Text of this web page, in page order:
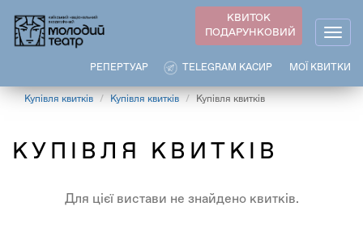
основного
КВИТОК
ПОДАРУНКОВИЙ
МОЇ КВИТКИ
TELEGRAM КАСИР
РЕПЕРТУАР
Купівля квитків Купівля квитків Купівля квитків
КУПІВЛЯ КВИТКІВ
Для цієї вистави не знайдено квитків.